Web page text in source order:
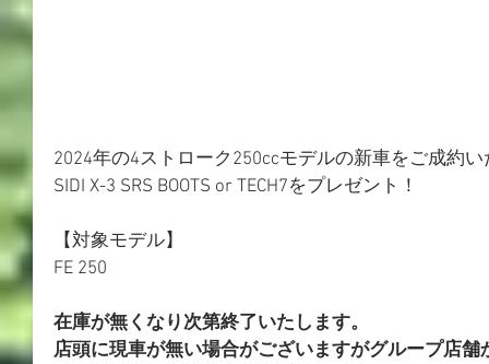
2024年の4ストローク250ccモデルの新車をご成約
SIDI X-3 SRS BOOTS or TECH7をプレゼント！​
【対象モデル】
FE 250
在庫が無くなり次第終了いたします。
店頭に現車が無い場合がございますがグループ店